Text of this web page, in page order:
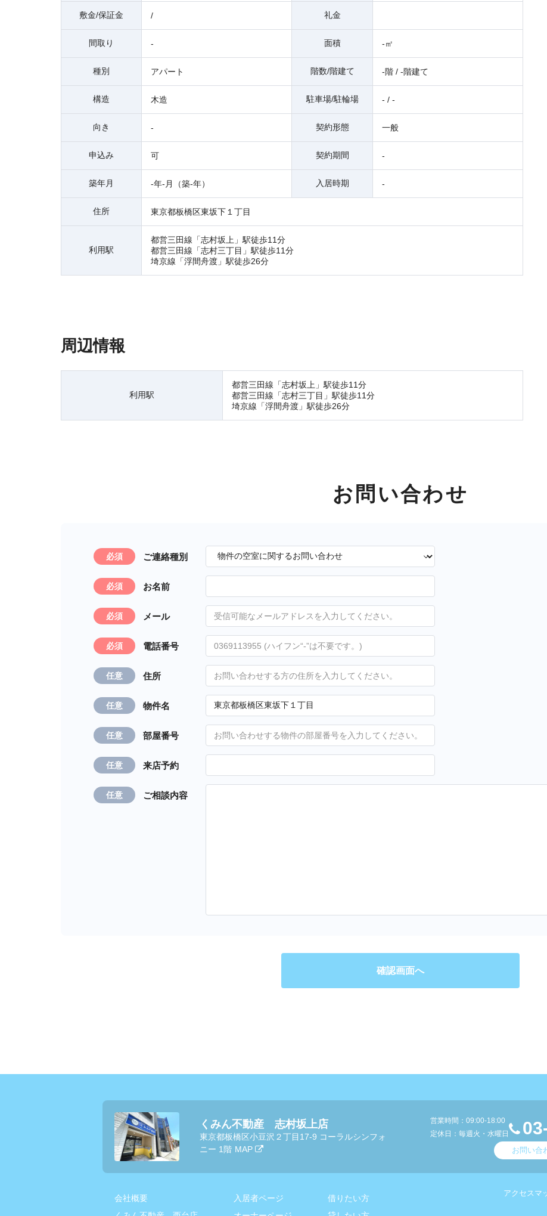
敷金/保証金 / 礼金
間取り - 面積 -㎡
種別 アパート 階数/階建て -階 / -階建て
構造 木造 駐車場/駐輪場 - / -
向き - 契約形態 一般
申込み 可 契約期間 -
築年月 -年-月（築-年） 入居時期 -
住所 東京都板橋区東坂下１丁目
利用駅
都営三田線「志村坂上」駅徒歩11分
都営三田線「志村三丁目」駅徒歩11分
埼京線「浮間舟渡」駅徒歩26分
周辺情報
利用駅
都営三田線「志村坂上」駅徒歩11分
都営三田線「志村三丁目」駅徒歩11分
埼京線「浮間舟渡」駅徒歩26分
お問い合わせ
必須 ご連絡種別
必須 お名前
必須 メール
必須 電話番号
任意 住所
任意 物件名
任意 部屋番号
任意 来店予約
任意 ご相談内容
くみん不動産 志村坂上店
東京都板橋区小豆沢２丁目17-9 コーラルシンフォ
ニー 1階 MAP
営業時間：09:00-18:00
定休日：毎週火・水曜日
お問い合
会社概要
入居者ページ
借りたい方
アクセスマ